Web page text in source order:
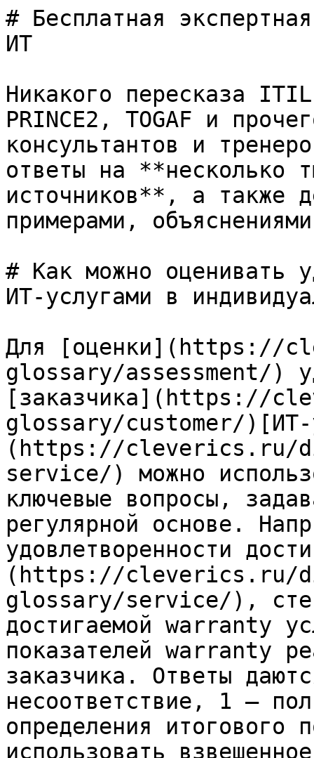
# Бесплатная
ИТ
Никакого пересказа
PRINCE2, TOGAF и
консультантов и
ответы на **несколько
источников**, а также
примерами,
# Как можно оценивать
ИТ-услугами в
Для [оценки](https://
glossary/assessment/)
[заказчика](https://
glossary/customer/)[ИТ-
(https://cleverics.ru/
service/) можно
ключевые вопросы,
регулярной основе.
удовлетворенности
(https://cleverics.ru/
glossary/service/),
достигаемой warranty
показателей warranty
заказчика. Ответы
несоответствие, 1 –
определения итогового
использовать